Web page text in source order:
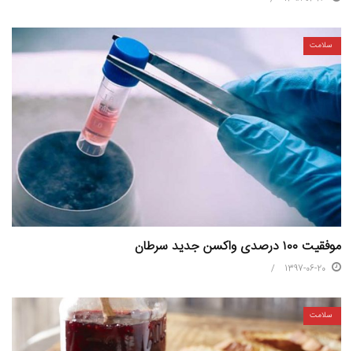
سلامت
موفقیت ۱۰۰ درصدی واکسن جدید سرطان
1397-06-20
سلامت